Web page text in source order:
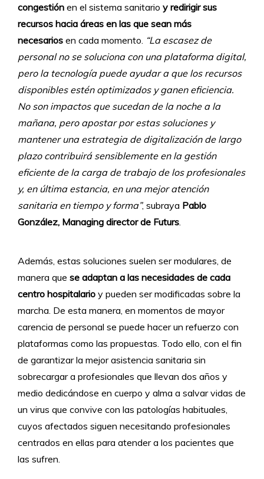
congestión en el sistema sanitario y redirigir sus
recursos hacia áreas en las que sean más
necesarios en cada momento. “La escasez de
personal no se soluciona con una plataforma digital,
pero la tecnología puede ayudar a que los recursos
disponibles estén optimizados y ganen eficiencia.
No son impactos que sucedan de la noche a la
mañana, pero apostar por estas soluciones y
mantener una estrategia de digitalización de largo
plazo contribuirá sensiblemente en la gestión
eficiente de la carga de trabajo de los profesionales
y, en última estancia, en una mejor atención
sanitaria en tiempo y forma”, subraya Pablo
González, Managing director de Futurs
Además, estas soluciones suelen ser modulares, de
manera que se adaptan a las necesidades de cada
centro hospitalario y pueden ser modificadas sobre la
marcha. De esta manera, en momentos de mayor
carencia de personal se puede hacer un refuerzo con
plataformas como las propuestas. Todo ello, con el fin
de garantizar la mejor asistencia sanitaria sin
sobrecargar a profesionales que llevan dos años y
medio dedicándose en cuerpo y alma a salvar vidas de
un virus que convive con las patologías habituales,
cuyos afectados siguen necesitando profesionales
centrados en ellas para atender a los pacientes que
las sufren.